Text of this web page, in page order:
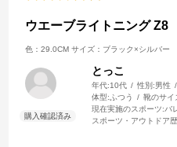
ウエーブライトニング Z8
色：29.0CM サイズ：ブラック×シルバー
とっこ
年代:10代 性別:男性
体型: ふつう 靴のサイ
現在実施のスポーツ:バ
スポーツ・アウトドア